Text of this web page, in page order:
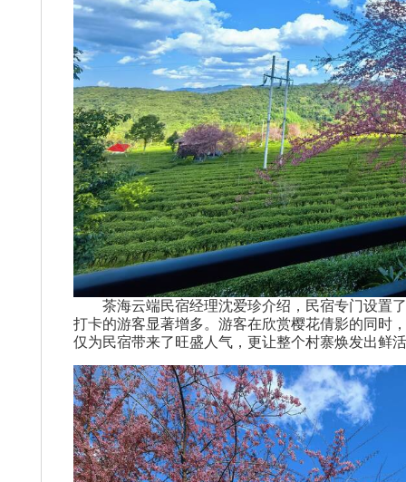
茶海云端民宿经理沈爱珍介绍，民宿专门设置了
打卡的游客显著增多。游客在欣赏樱花倩影的同时
仅为民宿带来了旺盛人气，更让整个村寨焕发出鲜